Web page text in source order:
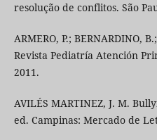
resolução de conflitos. São
ARMERO, P.; BERNARDINO,
Revista Pediatría Atención
2011.
AVILÉS MARTINEZ, J. M.
ed. Campinas: Mercado de